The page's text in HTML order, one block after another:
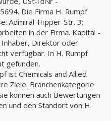
Die Firma H. Rumpf
Admiral-Hipper-Str. 3;
in der Firma. Kapital -
Direktor oder
verfügbar. In H. Rumpf
gefunden.
ist Chemicals and Allied
Ziele. Branchenkategorie
können auch Bewertungen
und den Standort von H.